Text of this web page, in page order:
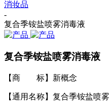
消妆品
-
复合季铵盐喷雾消毒液
复合季铵盐喷雾消毒液
【商 标】新概念
【通用名称】复合季铵盐喷